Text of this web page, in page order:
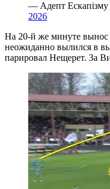
— Адепт Ескапізму
2026
На 20-й же минуте вынос
неожиданно вылился в
парировал Нещерет. За